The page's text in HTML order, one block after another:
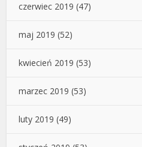
czerwiec 2019 (47)
maj 2019 (52)
kwiecień 2019 (53)
marzec 2019 (53)
luty 2019 (49)